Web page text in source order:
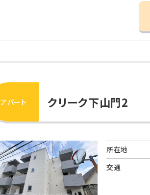
アパート クリーク下山門2
所在地
交通